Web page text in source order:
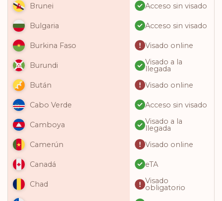
Brunei Acceso sin visado
Bulgaria Acceso sin visado
Burkina Faso Visado online
Burundi Visado a la
llegada
Bután
Visado online
Cabo Verde Acceso sin visado
Camboya Visado a la
llegada
Camerún
Visado online
Canadá eTA
Chad Visado
obligatorio